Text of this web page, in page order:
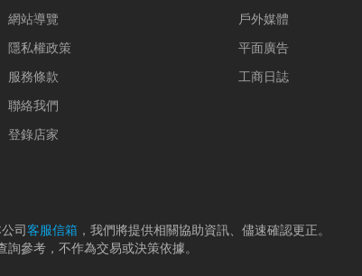
網站導覽
隱私權政策
服務條款
聯絡我們
登錄店家
戶外媒體
平面廣告
工商日誌
司客服信箱 ，我們將提供相關協助資訊、儘速確認更正。
參考，不作為交易或決策依據。